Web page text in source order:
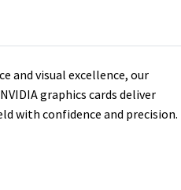
and visual excellence, our
graphics cards deliver
with confidence and precision.